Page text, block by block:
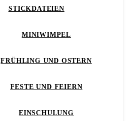
STICKDATEIEN
MINIWIMPEL
FRÜHLING UND OSTERN
FESTE UND FEIERN
EINSCHULUNG